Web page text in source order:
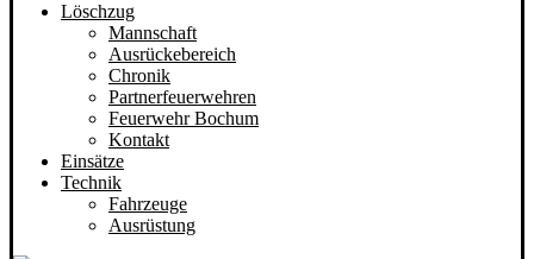
Löschzug
Mannschaft
Ausrückebereich
Chronik
Partnerfeuerwehren
Feuerwehr Bochum
Kontakt
Einsätze
Technik
Fahrzeuge
Ausrüstung